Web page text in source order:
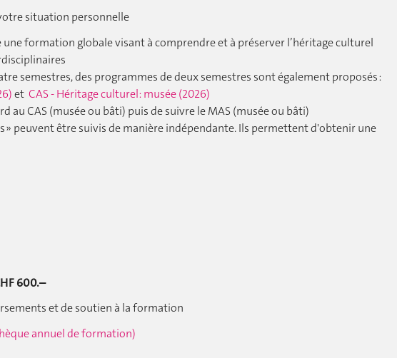
situation personnelle
une formation globale visant à comprendre et à préserver l’héritage culturel
semestres, des programmes de deux semestres sont également proposés :
et CAS - Héritage culturel: musée (2026)
au CAS (musée ou bâti) puis de suivre le MAS (musée ou bâti)
» peuvent être suivis de manière indépendante. Ils permettent d'obtenir une
600.–
et de soutien à la formation
annuel de formation)